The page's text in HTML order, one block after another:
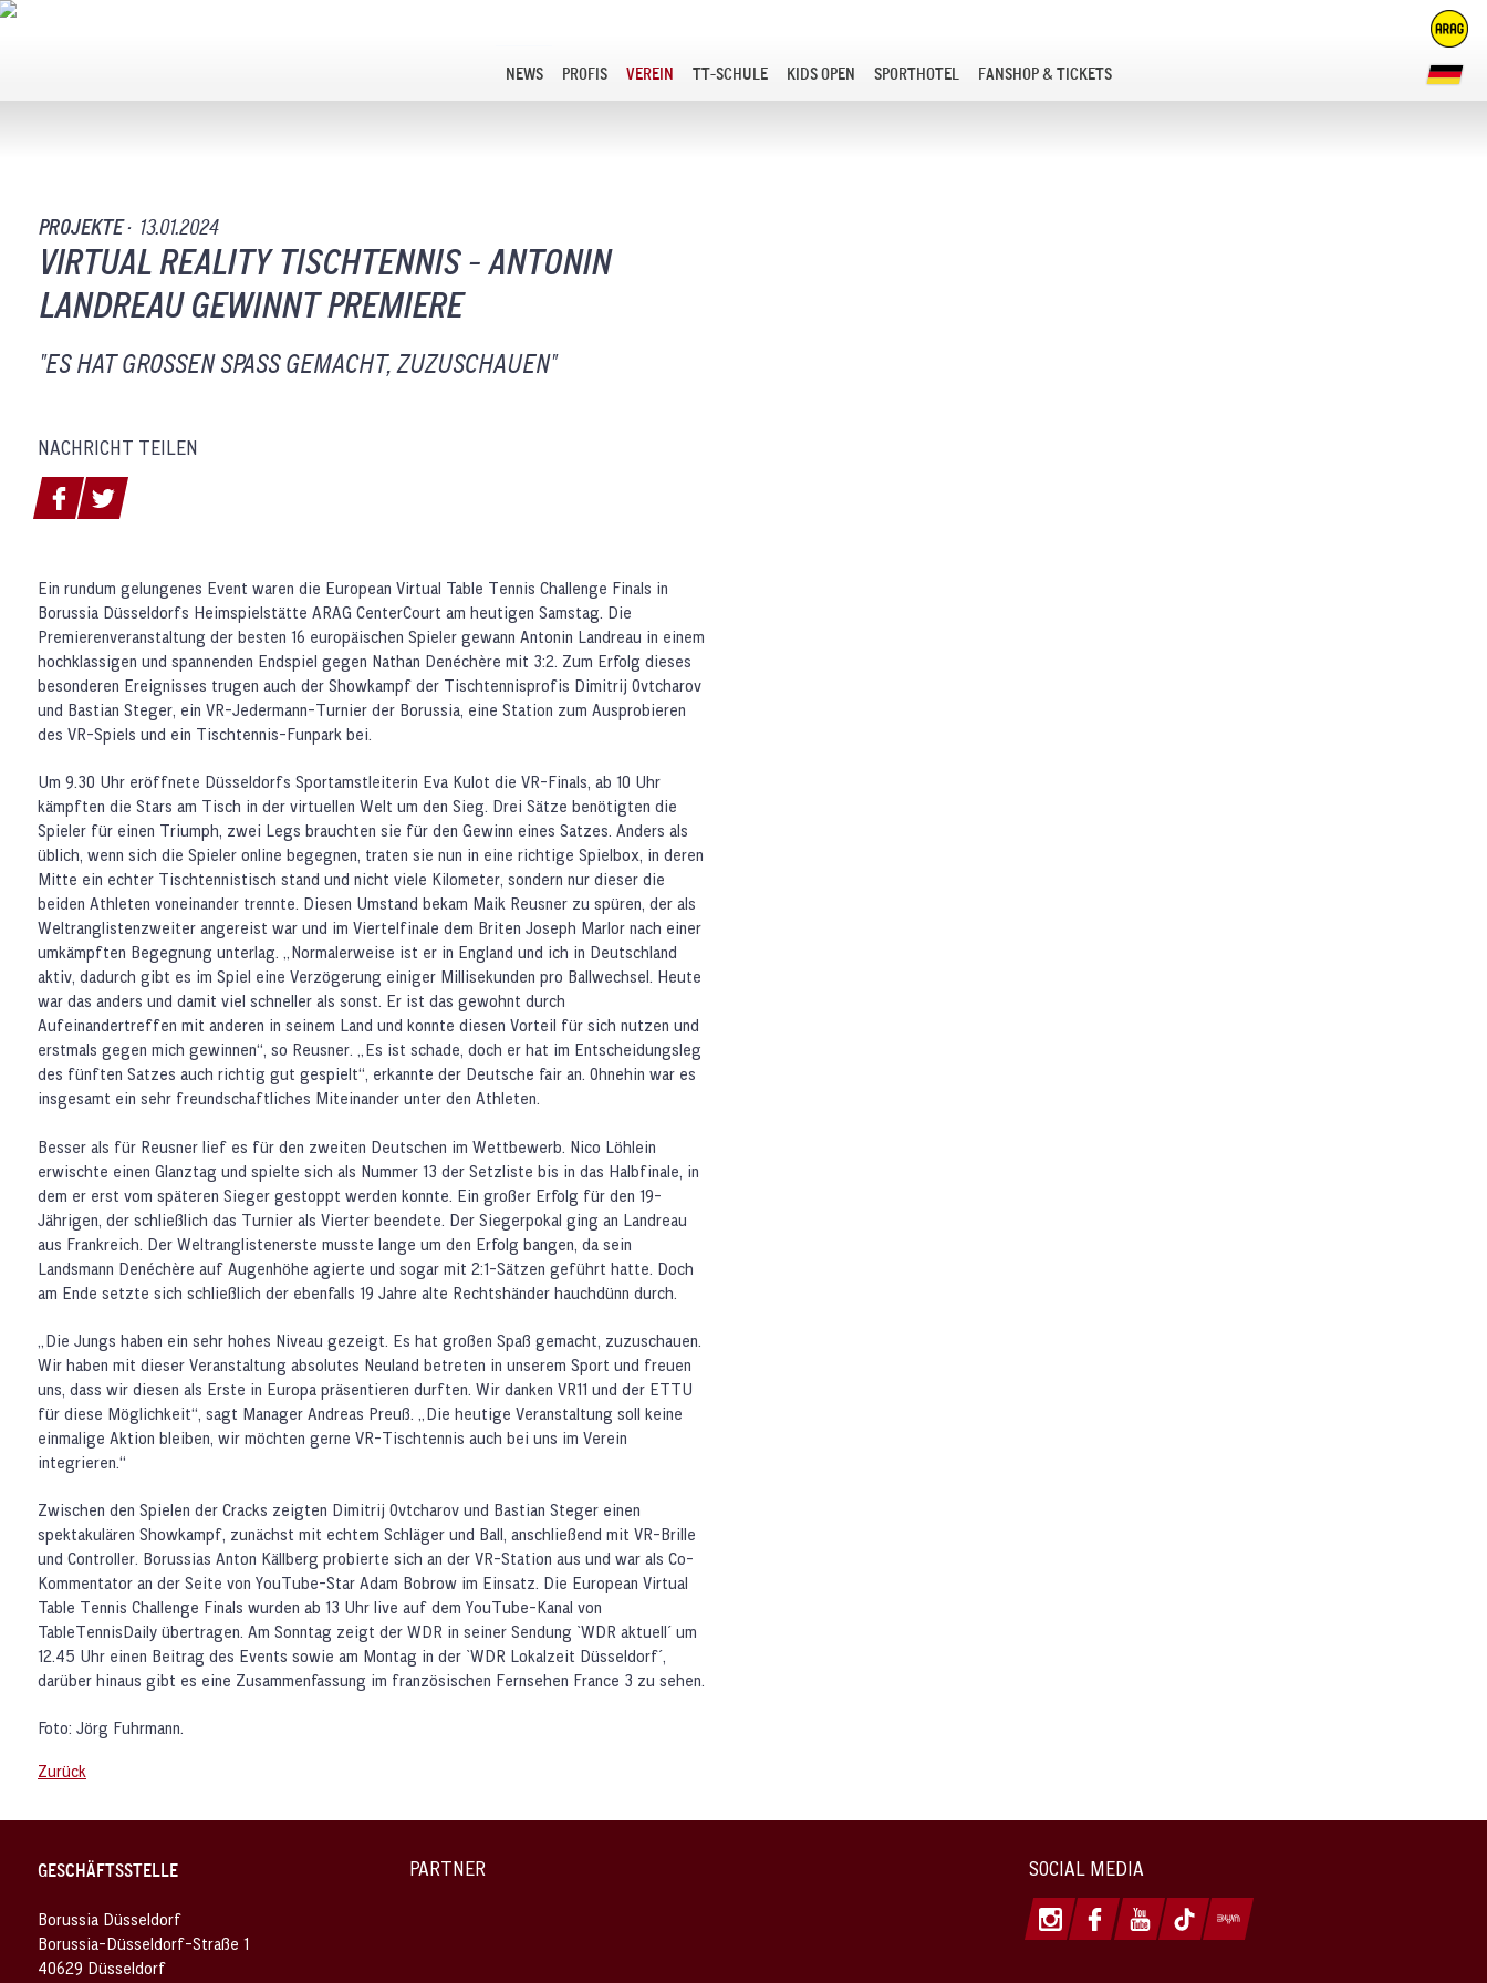
NEWS PROFIS VEREIN TT-SCHULE KIDS OPEN SPORTHOTEL FANSHOP & TICKETS
PROJEKTE · 13.01.2024
VIRTUAL REALITY TISCHTENNIS - ANTONIN
LANDREAU GEWINNT PREMIERE
"ES HAT GROSSEN SPASS GEMACHT, ZUZUSCHAUEN"
NACHRICHT TEILEN
Ein rundum gelungenes Event waren die European Virtual Table Tennis Challenge Finals in
Borussia Düsseldorfs Heimspielstätte ARAG CenterCourt am heutigen Samstag. Die
Premierenveranstaltung der besten 16 europäischen Spieler gewann Antonin Landreau in einem
hochklassigen und spannenden Endspiel gegen Nathan Denéchère mit 3:2. Zum Erfolg dieses
besonderen Ereignisses trugen auch der Showkampf der Tischtennisprofis Dimitrij Ovtcharov
und Bastian Steger, ein VR-Jedermann-Turnier der Borussia, eine Station zum Ausprobieren
des VR-Spiels und ein Tischtennis-Funpark bei.
Um 9.30 Uhr eröffnete Düsseldorfs Sportamstleiterin Eva Kulot die VR-Finals, ab 10 Uhr
kämpften die Stars am Tisch in der virtuellen Welt um den Sieg. Drei Sätze benötigten die
Spieler für einen Triumph, zwei Legs brauchten sie für den Gewinn eines Satzes. Anders als
üblich, wenn sich die Spieler online begegnen, traten sie nun in eine richtige Spielbox, in deren
Mitte ein echter Tischtennistisch stand und nicht viele Kilometer, sondern nur dieser die
beiden Athleten voneinander trennte. Diesen Umstand bekam Maik Reusner zu spüren, der als
Weltranglistenzweiter angereist war und im Viertelfinale dem Briten Joseph Marlor nach einer
umkämpften Begegnung unterlag. „Normalerweise ist er in England und ich in Deutschland
aktiv, dadurch gibt es im Spiel eine Verzögerung einiger Millisekunden pro Ballwechsel. Heute
war das anders und damit viel schneller als sonst. Er ist das gewohnt durch
Aufeinandertreffen mit anderen in seinem Land und konnte diesen Vorteil für sich nutzen und
erstmals gegen mich gewinnen“, so Reusner. „Es ist schade, doch er hat im Entscheidungsleg
des fünften Satzes auch richtig gut gespielt“, erkannte der Deutsche fair an. Ohnehin war es
insgesamt ein sehr freundschaftliches Miteinander unter den Athleten.
Besser als für Reusner lief es für den zweiten Deutschen im Wettbewerb. Nico Löhlein
erwischte einen Glanztag und spielte sich als Nummer 13 der Setzliste bis in das Halbfinale, in
dem er erst vom späteren Sieger gestoppt werden konnte. Ein großer Erfolg für den 19-
Jährigen, der schließlich das Turnier als Vierter beendete. Der Siegerpokal ging an Landreau
aus Frankreich. Der Weltranglistenerste musste lange um den Erfolg bangen, da sein
Landsmann Denéchère auf Augenhöhe agierte und sogar mit 2:1-Sätzen geführt hatte. Doch
am Ende setzte sich schließlich der ebenfalls 19 Jahre alte Rechtshänder hauchdünn durch.
„Die Jungs haben ein sehr hohes Niveau gezeigt. Es hat großen Spaß gemacht, zuzuschauen.
Wir haben mit dieser Veranstaltung absolutes Neuland betreten in unserem Sport und freuen
uns, dass wir diesen als Erste in Europa präsentieren durften. Wir danken VR11 und der ETTU
für diese Möglichkeit“, sagt Manager Andreas Preuß. „Die heutige Veranstaltung soll keine
einmalige Aktion bleiben, wir möchten gerne VR-Tischtennis auch bei uns im Verein
integrieren.“
Zwischen den Spielen der Cracks zeigten Dimitrij Ovtcharov und Bastian Steger einen
spektakulären Showkampf, zunächst mit echtem Schläger und Ball, anschließend mit VR-Brille
und Controller. Borussias Anton Källberg probierte sich an der VR-Station aus und war als Co-
Kommentator an der Seite von YouTube-Star Adam Bobrow im Einsatz. Die European Virtual
Table Tennis Challenge Finals wurden ab 13 Uhr live auf dem YouTube-Kanal von
TableTennisDaily übertragen. Am Sonntag zeigt der WDR in seiner Sendung `WDR aktuell´ um
12.45 Uhr einen Beitrag des Events sowie am Montag in der `WDR Lokalzeit Düsseldorf´,
darüber hinaus gibt es eine Zusammenfassung im französischen Fernsehen France 3 zu sehen.
Foto: Jörg Fuhrmann.
Zurück
GESCHÄFTSSTELLE
Borussia Düsseldorf
Borussia-Düsseldorf-Straße 1
40629 Düsseldorf
SOCIAL MEDIA
PARTNER